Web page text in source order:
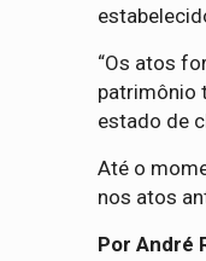
“Os atos
patrimônio
estado de
Até o
nos atos
Por André